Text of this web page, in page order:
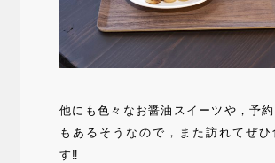
他にも色々なお醤油スイーツや，予
もあるそうなので，また訪れてぜひ
す‼